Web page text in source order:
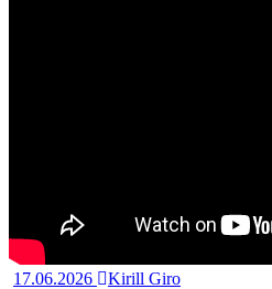
17.06.2026
Kirill Giro